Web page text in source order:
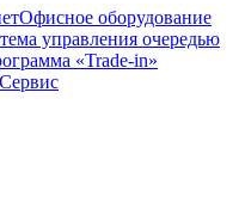
Офисное оборудование
управления очередью
«Trade-in»
Сервис